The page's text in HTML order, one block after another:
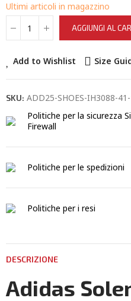
Ultimi articoli in magazzino
AGGIUNGI AL
Add to Wishlist Size
SKU: ADD25-SHOES-IH3088-
Politiche per la sicurezza
Firewall
Politiche per le spedizioni
Politiche per i resi
DESCRIZIONE
Adidas